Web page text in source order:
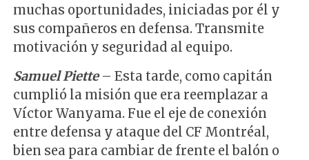
muchas oportunidades, iniciadas por él y
sus compañeros en defensa. Transmite
motivación y seguridad al equipo.
Samuel Piette– Esta tarde, como capitán
cumplió la misión que era reemplazar a
Víctor Wanyama. Fue el eje de conexión
entre defensa y ataque del CF Montréal,
bien sea para cambiar de frente el balón o